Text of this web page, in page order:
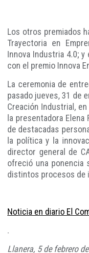
Los otros premiados
Trayectoria en
Innova Industria 4.0; y
con el premio Innova
La ceremonia de
pasado jueves, 31 de
Creación Industrial,
la presentadora Elena
de destacadas
la política y la
director general de
ofreció una ponencia
distintos procesos de
Noticia en diario El
.
Llanera, 5 de febrero